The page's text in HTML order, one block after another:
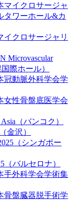
マイクロサージャ
タワーホール&カ
イクロサージャリ
Microvascular
際ホール）
冠動脈外科学会学
女性骨盤底医学会
（バンコク）
金沢）
（シンガポー
（バルセロナ）
手外科学会学術集
骨盤臓器脱手術学